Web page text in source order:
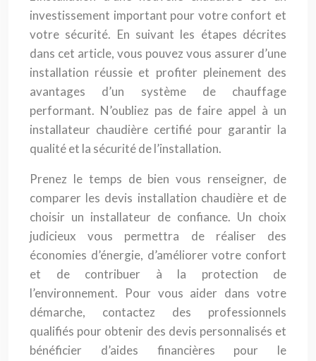
investissement important pour votre confort et
votre sécurité. En suivant les étapes décrites
dans cet article, vous pouvez vous assurer d’une
installation réussie et profiter pleinement des
avantages d’un système de chauffage
performant. N’oubliez pas de faire appel à un
installateur chaudière certifié pour garantir la
qualité et la sécurité de l’installation.
Prenez le temps de bien vous renseigner, de
comparer les devis installation chaudière et de
choisir un installateur de confiance. Un choix
judicieux vous permettra de réaliser des
économies d’énergie, d’améliorer votre confort
et de contribuer à la protection de
l’environnement. Pour vous aider dans votre
démarche, contactez des professionnels
qualifiés pour obtenir des devis personnalisés et
bénéficier d’aides financières pour le